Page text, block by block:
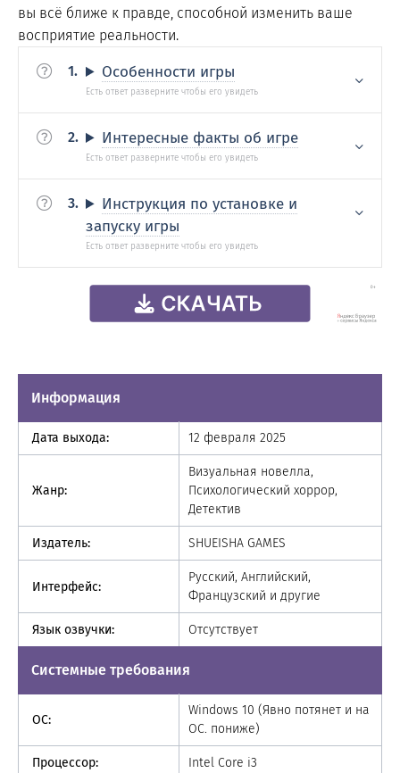
вы всё ближе к правде, способной изменить ваше
восприятие реальности.
Особенности игры
Интересные факты об игре
Инструкция по установке и
запуску игры
Информация
Дата выхода: 12 февраля 2025
Жанр:
Визуальная новелла,
Психологический хоррор,
Детектив
Издатель: SHUEISHA GAMES
Интерфейс:
Русский, Английский,
Французский и другие
Язык озвучки: Отсутствует
Системные требования
ОС:
Windows 10 (Явно потянет и на
ОС. пониже)
Процессор: Intel Core i3